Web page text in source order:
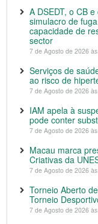
A DSEDT, o CB
simulacro de
capacidade de
sector
7 de Agosto de 2026
Serviços de
ao risco de
7 de Agosto de 2026
IAM apela à
pode conter
7 de Agosto de 2026
Macau marca
Criativas da
7 de Agosto de 2026
Torneio Aberto
Torneio
7 de Agosto de 2026